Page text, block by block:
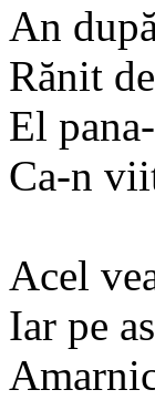
An
Rănit
El
Ca-n
Acel
Iar pe